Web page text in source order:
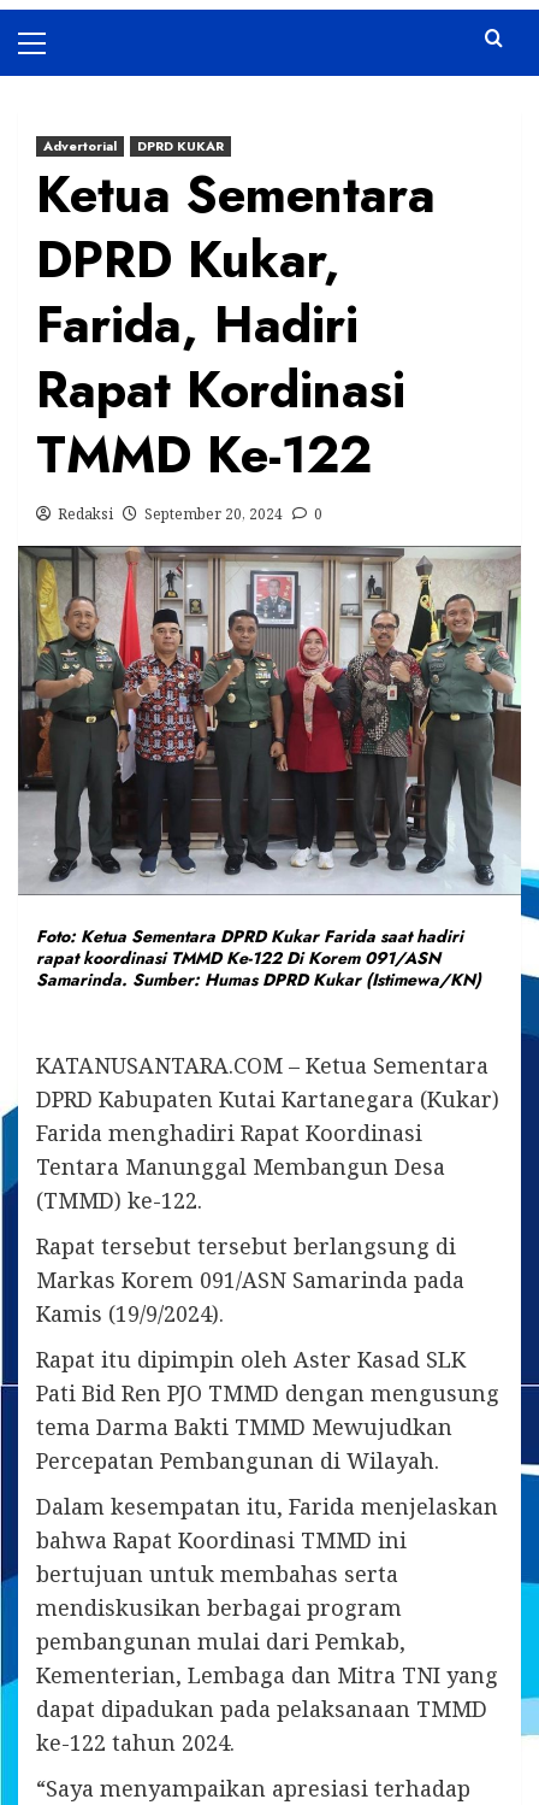
Menu
Advertorial DPRD KUKAR
Ketua Sementara
DPRD Kukar,
Farida, Hadiri
Rapat Kordinasi
TMMD Ke-122
Redaksi September 20, 2024 0
Foto: Ketua Sementara DPRD Kukar Farida saat hadiri
rapat koordinasi TMMD Ke-122 Di Korem 091/ASN
Samarinda. Sumber: Humas DPRD Kukar (Istimewa/KN)
KATANUSANTARA.COM – Ketua Sementara
DPRD Kabupaten Kutai Kartanegara (Kukar)
Farida menghadiri Rapat Koordinasi
Tentara Manunggal Membangun Desa
(TMMD) ke-122.
Rapat tersebut tersebut berlangsung di
Markas Korem 091/ASN Samarinda pada
Kamis (19/9/2024).
Rapat itu dipimpin oleh Aster Kasad SLK
Pati Bid Ren PJO TMMD dengan mengusung
tema Darma Bakti TMMD Mewujudkan
Percepatan Pembangunan di Wilayah.
Dalam kesempatan itu, Farida menjelaskan
bahwa Rapat Koordinasi TMMD ini
bertujuan untuk membahas serta
mendiskusikan berbagai program
pembangunan mulai dari Pemkab,
Kementerian, Lembaga dan Mitra TNI yang
dapat dipadukan pada pelaksanaan TMMD
ke-122 tahun 2024.
“Saya menyampaikan apresiasi terhadap